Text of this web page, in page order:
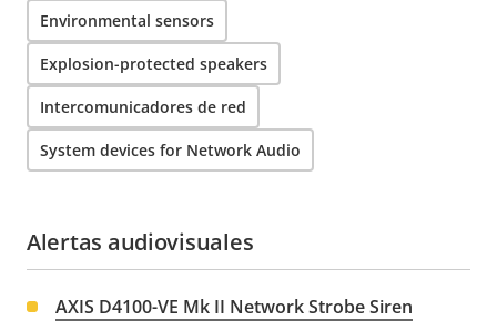
Environmental sensors
Explosion-protected speakers
Intercomunicadores de red
System devices for Network Audio
Alertas audiovisuales
AXIS D4100-VE Mk II Network Strobe Siren